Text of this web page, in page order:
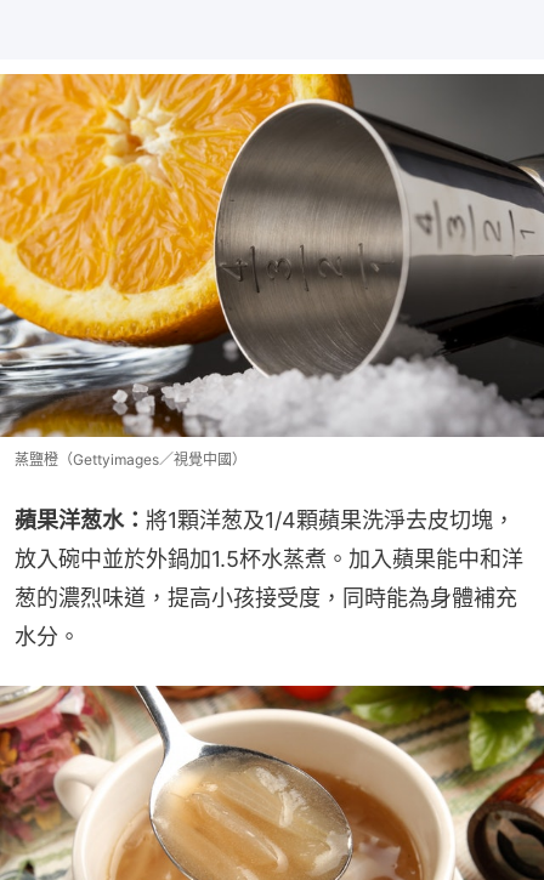
蒸鹽橙（Gettyimages／視覺中國）
蘋果洋葱水： 將1顆洋葱及1/4顆蘋果洗淨去皮切塊，
放入碗中並於外鍋加1.5杯水蒸煮。加入蘋果能中和洋
葱的濃烈味道，提高小孩接受度，同時能為身體補充
水分。